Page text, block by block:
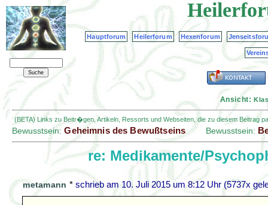
Hauptforum Heilerforum Hexenforum
Ansicht:
(BETA) Links zu Beitr�gen, Artikeln, Ressorts und Webseiten, die zu diesem Beitrag
Bewusstsein:Geheimnis des Bewußtseins Bewusstsein:
re: Medikamente/
metamann * schrieb am10. Juli 2015 um 8:12 Uhr(5737x